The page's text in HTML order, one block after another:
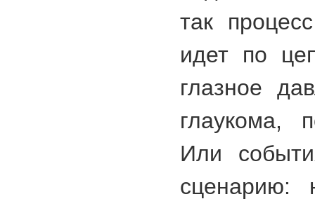
так
идет по
глазное
глаукома,
Или
сценарию: